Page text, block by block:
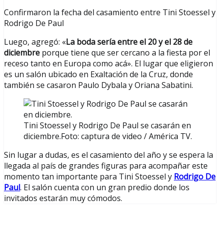
Confirmaron la fecha del casamiento entre Tini Stoessel y
Rodrigo De Paul
Luego, agregó: «La boda sería entre el 20 y el 28 de
diciembre porque tiene que ser cercano a la fiesta por el
receso tanto en Europa como acá». El lugar que eligieron
es un salón ubicado en Exaltación de la Cruz, donde
también se casaron Paulo Dybala y Oriana Sabatini.
Tini Stoessel y Rodrigo De Paul se casarán en
diciembre.Foto: captura de video / América TV.
Sin lugar a dudas, es el casamiento del año y se espera la
llegada al país de grandes figuras para acompañar este
momento tan importante para Tini Stoessel y Rodrigo De
Paul. El salón cuenta con un gran predio donde los
invitados estarán muy cómodos.